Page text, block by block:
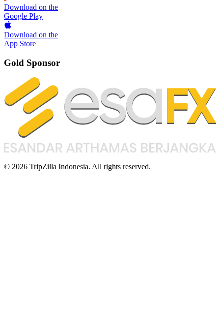
Download on the
Google Play
Download on the
App Store
Gold Sponsor
© 2026 TripZilla Indonesia. All rights reserved.